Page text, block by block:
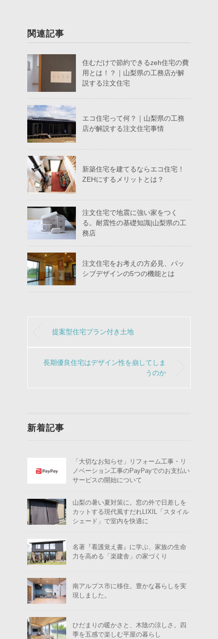
関連記事
住むだけで節約できるzeh住宅の費
用とは！？｜山梨県の工務店が解
説する注文住宅
エコ住宅って何？｜山梨県の工務
店が解説する注文住宅事情
新築住宅を建てるならエコ住宅！
ZEHにするメリットとは？
注文住宅で地震に強い家をつく
る。耐震性の基礎知識|山梨県の工
務店
注文住宅をお考えの方必見、パッ
シブデザインの5つの機能とは
提案型住宅プラン付き土地
長期優良住宅はデザイン性を崩してしま
うのか
新着記事
「大切なお知らせ」リフォーム工事・リ
ノベーション工事のPayPayでのお支払い
サービスの開始について
山梨の暑い夏対策に。窓の外で日差しを
カットする現代風すだれLIXIL「スタイル
シェード」で室内を快適に
名著『看護覚え書』に学ぶ、家族の生命
力を高める「楽建舎」の家づくり
南アルプス市に移住。豊かな暮らしを実
現しました。
ひだまりの暖かさと、木陰の涼しさ。四
季を五感で楽しむ平屋の暮らし